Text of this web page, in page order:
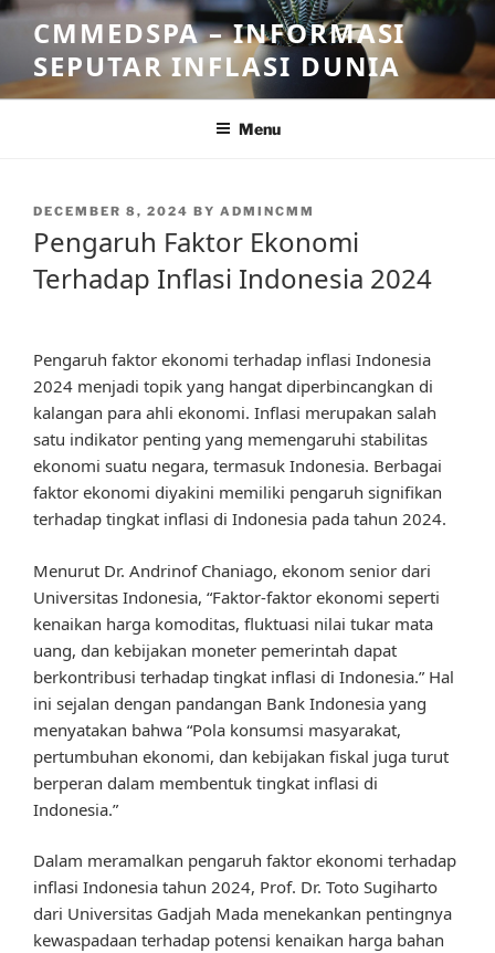
Skip
content
CMMEDSPA – INFORMASI
SEPUTAR INFLASI DUNIA
Menu
POSTED
DECEMBER 8, 2024 BY ADMINCMM
Pengaruh Faktor Ekonomi
Terhadap Inflasi Indonesia 2024
Pengaruh faktor ekonomi terhadap inflasi Indonesia
2024 menjadi topik yang hangat diperbincangkan di
kalangan para ahli ekonomi. Inflasi merupakan salah
satu indikator penting yang memengaruhi stabilitas
ekonomi suatu negara, termasuk Indonesia. Berbagai
faktor ekonomi diyakini memiliki pengaruh signifikan
terhadap tingkat inflasi di Indonesia pada tahun 2024.
Menurut Dr. Andrinof Chaniago, ekonom senior dari
Universitas Indonesia, “Faktor-faktor ekonomi seperti
kenaikan harga komoditas, fluktuasi nilai tukar mata
uang, dan kebijakan moneter pemerintah dapat
berkontribusi terhadap tingkat inflasi di Indonesia.” Hal
ini sejalan dengan pandangan Bank Indonesia yang
menyatakan bahwa “Pola konsumsi masyarakat,
pertumbuhan ekonomi, dan kebijakan fiskal juga turut
berperan dalam membentuk tingkat inflasi di
Indonesia.”
Dalam meramalkan pengaruh faktor ekonomi terhadap
inflasi Indonesia tahun 2024, Prof. Dr. Toto Sugiharto
dari Universitas Gadjah Mada menekankan pentingnya
kewaspadaan terhadap potensi kenaikan harga bahan